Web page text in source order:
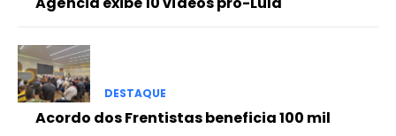
DESTAQUE
Acordo dos Frentistas beneficia 100 mil